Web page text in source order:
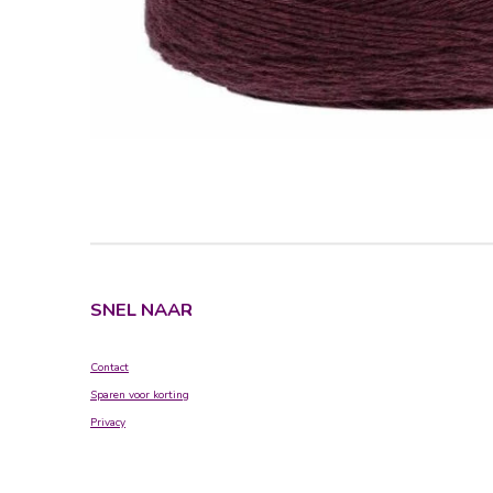
SNEL NAAR
Contact
Sparen voor korting
Privacy